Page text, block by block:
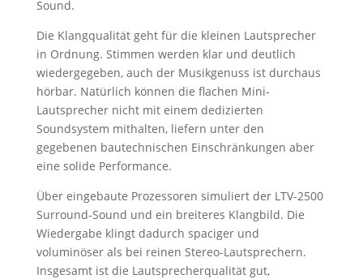
Sound.
Die Klangqualität geht für die kleinen Lautsprecher
in Ordnung. Stimmen werden klar und deutlich
wiedergegeben, auch der Musikgenuss ist durchaus
hörbar. Natürlich können die flachen Mini-
Lautsprecher nicht mit einem dedizierten
Soundsystem mithalten, liefern unter den
gegebenen bautechnischen Einschränkungen aber
eine solide Performance.
Über eingebaute Prozessoren simuliert der LTV-2500
Surround-Sound und ein breiteres Klangbild. Die
Wiedergabe klingt dadurch spaciger und
voluminöser als bei reinen Stereo-Lautsprechern.
Insgesamt ist die Lautsprecherqualität gut,